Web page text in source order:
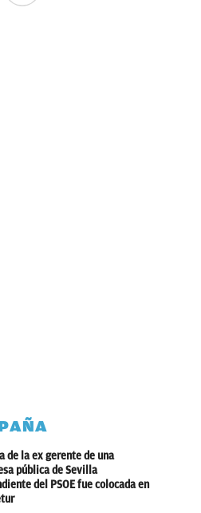
de la ex gerente de una
pública de Sevilla
del PSOE fue colocada en